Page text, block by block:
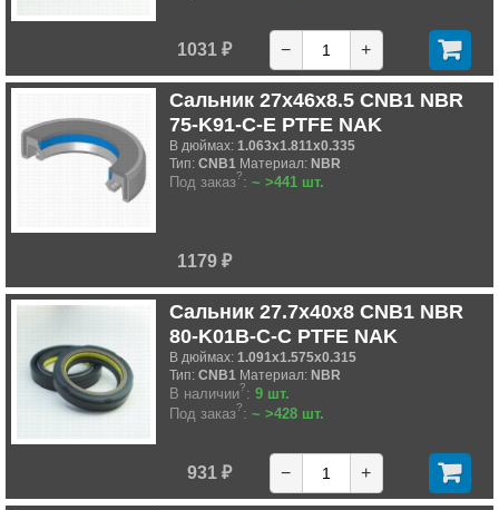
1031 ₽ − +
Сальник 27x46x8.5 CNB1 NBR
75-K91-C-E PTFE NAK
В дюймах: 1.063x1.811x0.335
Тип: CNB1 Материал: NBR
Под заказ?: ~ >441 шт.
1179 ₽
Сальник 27.7x40x8 CNB1 NBR
80-K01B-C-C PTFE NAK
В дюймах: 1.091x1.575x0.315
Тип: CNB1 Материал: NBR
В наличии?: 9 шт.
Под заказ?: ~ >428 шт.
931 ₽ − +